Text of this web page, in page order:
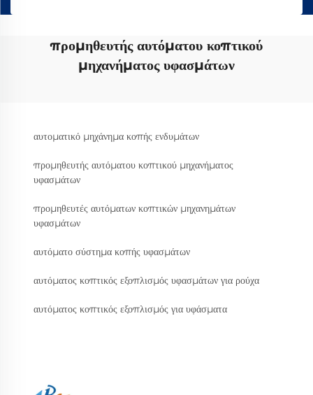
προμηθευτής αυτόματου κοπτικού
μηχανήματος υφασμάτων
αυτοματικό μηχάνημα κοπής ενδυμάτων
προμηθευτής αυτόματου κοπτικού μηχανήματος
υφασμάτων
προμηθευτές αυτόματων κοπτικών μηχανημάτων
υφασμάτων
αυτόματο σύστημα κοπής υφασμάτων
αυτόματος κοπτικός εξοπλισμός υφασμάτων για ρούχα
αυτόματος κοπτικός εξοπλισμός για υφάσματα